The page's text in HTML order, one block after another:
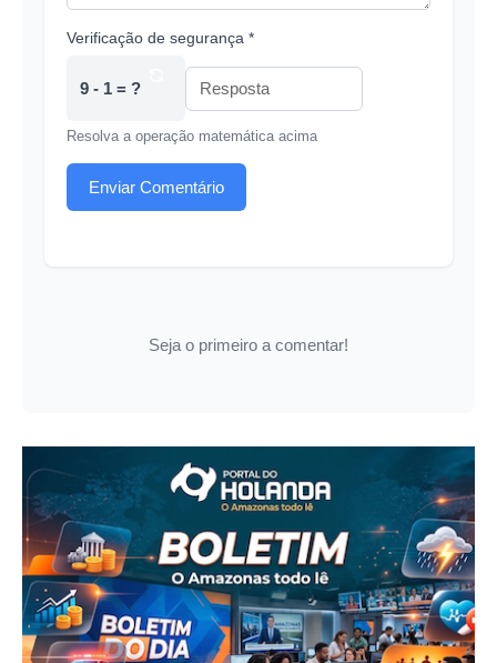
Verificação de segurança *
9 - 1 = ?
Resolva a operação matemática acima
Enviar Comentário
Seja o primeiro a comentar!